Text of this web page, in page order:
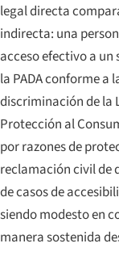
legal directa
indirecta: una
acceso efectivo a
la PADA conforme a
discriminación de la
Protección al
por razones de
reclamación civil de
de casos de
siendo modesto en
manera sostenida